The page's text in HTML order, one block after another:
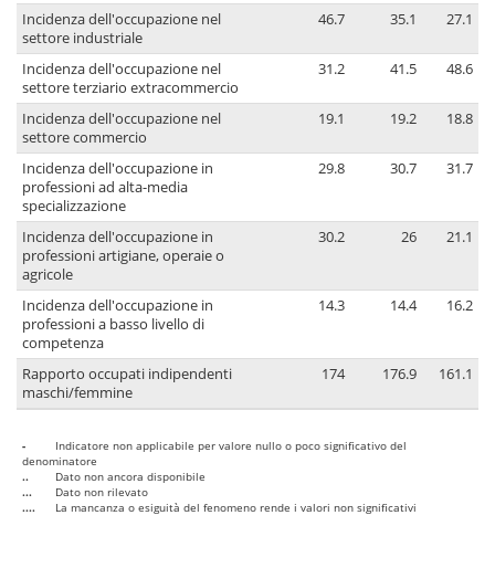
Incidenza dell'occupazione nel
settore industriale
46.7 35.1 27.1
Incidenza dell'occupazione nel
settore terziario extracommercio
31.2 41.5 48.6
Incidenza dell'occupazione nel
settore commercio
19.1 19.2 18.8
Incidenza dell'occupazione in
professioni ad alta-media
specializzazione
29.8 30.7 31.7
Incidenza dell'occupazione in
professioni artigiane, operaie o
agricole
30.2 26 21.1
Incidenza dell'occupazione in
professioni a basso livello di
competenza
14.3 14.4 16.2
Rapporto occupati indipendenti
maschi/femmine
174 176.9 161.1
-
Indicatore non applicabile per valore nullo o poco significativo del
denominatore
..
Dato non ancora disponibile
...
Dato non rilevato
....
La mancanza o esiguità del fenomeno rende i valori non significativi